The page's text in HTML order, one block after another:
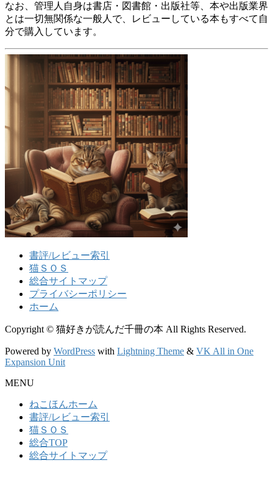
なお、管理人自身は書店・図書館・出版社等、本や出版業界
とは一切無関係な一般人で、レビューしている本もすべて自
分で購入しています。
書評/レビュー索引
猫ＳＯＳ
総合サイトマップ
プライバシーポリシー
ホーム
Copyright © 猫好きが読んだ千冊の本 All Rights Reserved.
Powered by WordPress with Lightning Theme & VK All in One
Expansion Unit
MENU
ねこほんホーム
書評/レビュー索引
猫ＳＯＳ
総合TOP
総合サイトマップ